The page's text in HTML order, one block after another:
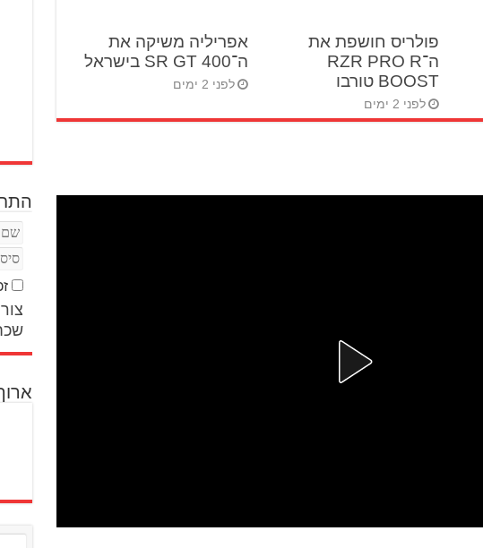
פולריס חושפת את
ה־RZR PRO R
BOOST טורבו
לפני 2 ימים
אפריליה משיקה את
ה־SR GT 400 בישראל
לפני 2 ימים